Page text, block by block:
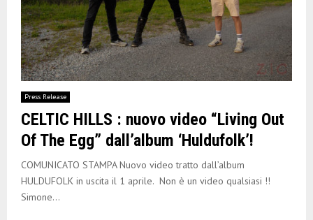
Press Release
CELTIC HILLS : nuovo video “Living Out
Of The Egg” dall’album ‘Huldufolk’!
COMUNICATO STAMPA Nuovo video tratto dall’album
HULDUFOLK in uscita il 1 aprile. Non è un video qualsiasi !!
Simone...